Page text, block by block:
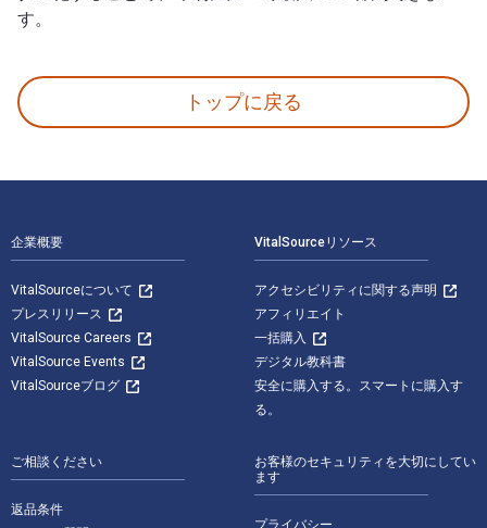
す。
トップに戻る
企業概要
VitalSourceについて
プレスリリース
VitalSource Careers
VitalSource Events
VitalSourceブログ
VitalSourceリソース
アクセシビリティに関する声明
アフィリエイト
一括購入
デジタル教科書
安全に購入する。スマートに購入す
る。
ご相談ください
返品条件
お客様のセキュリティを大切にしてい
ます
プライバシー